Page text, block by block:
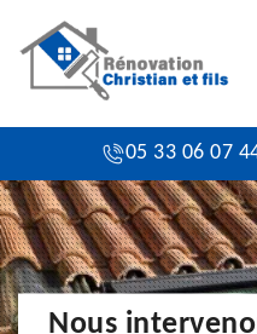
05 33 06 07
Nous